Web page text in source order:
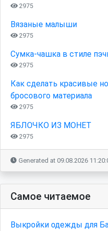
2975
Вязаные малыши
2975
Сумка-чашка в стиле
2975
Как сделать красивые
бросового материала
2975
ЯБЛОЧКО ИЗ МОНЕТ
2975
Generated at 09.08.2026
Самое читаемое
Выкройки одежды для